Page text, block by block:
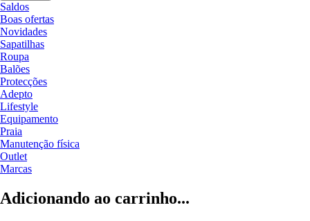
Saldos
Boas ofertas
Novidades
Sapatilhas
Roupa
Balões
Protecções
Adepto
Lifestyle
Equipamento
Praia
Manutenção física
Outlet
Marcas
Adicionando ao carrinho...